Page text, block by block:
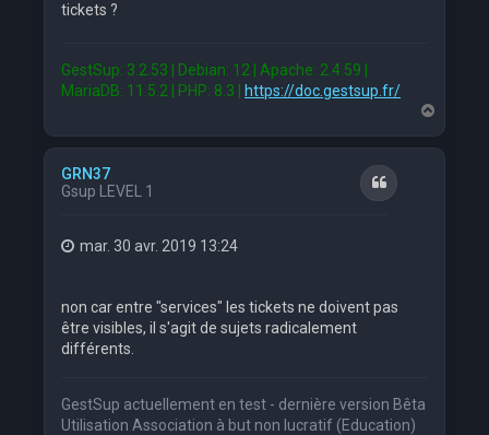
tickets ?
GestSup: 3.2.53 | Debian: 12 | Apache: 2.4.59 |
MariaDB: 11.5.2 | PHP: 8.3 |
https://doc.gestsup.fr/
a
u
GRN37
Gsup LEVEL 1
Citation
mar. 30 avr. 2019 13:24
non car entre "services" les tickets ne doivent pas
être visibles, il s'agit de sujets radicalement
différents.
GestSup actuellement en test - dernière version Bêta
Utilisation Association à but non lucratif (Education)